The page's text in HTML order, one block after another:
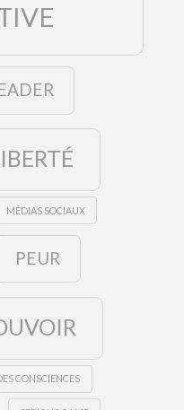
MÉDIAS SOCIAUX
PEUR
CONSCIENCES